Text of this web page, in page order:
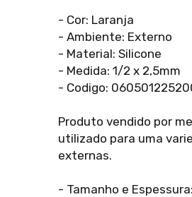
- Cor: Laranja
- Ambiente: Externo
- Material: Silicone
- Medida: 1/2 x 2,5mm
- Codigo:
Produto vendido por
utilizado para uma
externas.
- Tamanho e